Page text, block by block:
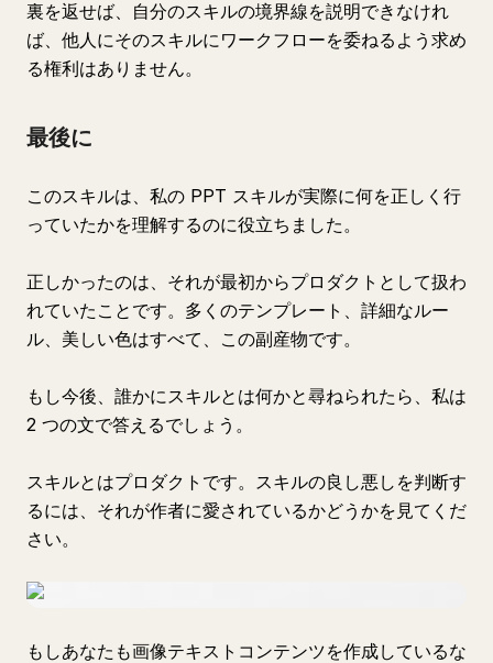
裏を返せば、自分のスキルの境界線を説明できなけれ
ば、他人にそのスキルにワークフローを委ねるよう求め
る権利はありません。
最後に
このスキルは、私の PPT スキルが実際に何を正しく行
っていたかを理解するのに役立ちました。
正しかったのは、それが最初からプロダクトとして扱わ
れていたことです。多くのテンプレート、詳細なルー
ル、美しい色はすべて、この副産物です。
もし今後、誰かにスキルとは何かと尋ねられたら、私は
2 つの文で答えるでしょう。
スキルとはプロダクトです。スキルの良し悪しを判断す
るには、それが作者に愛されているかどうかを見てくだ
さい。
もしあなたも画像テキストコンテンツを作成しているな